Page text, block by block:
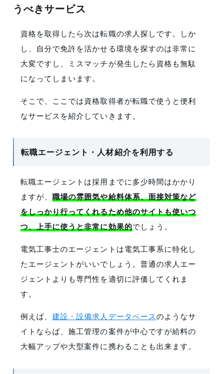
うべきサービス
資格を取得したら次は転職の求人探しです。しか
し、自分で免許を活かせる環境を探すのは非常に
大変ですし、ミスマッチが発生したら資格も無駄
になってしまいます。
そこで、ここでは資格取得者が転職で使うと便利
なサービスを紹介していきます。
転職エージェント・人材紹介を利用する
転職エージェントは採用までに多少時間はかかり
ますが、職場の雰囲気や給料体系、面接対策など
をしっかり行ってくれるため他のサイトも使いつ
つ、上手に使うと非常に効果的でしょう。
電気工事士のエージェントは電気工事系に特化し
たエージェントがいいでしょう。普通の求人エー
ジェントよりも専門性を適切に評価してくれま
す。
例えば、建設・設備求人データベースのようなサ
イト ならば、施工管理の案件が中心ですが給料の
大幅アップや大型案件に携わることも出来ます。